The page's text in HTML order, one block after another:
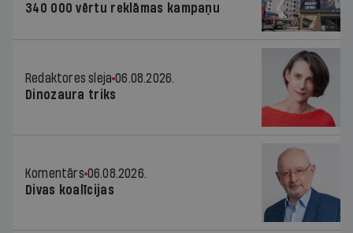
340 000 vērtu reklāmas kampaņu
Redaktores sleja 06.08.2026.
Dinozaura triks
Komentārs 06.08.2026.
Divas koalīcijas